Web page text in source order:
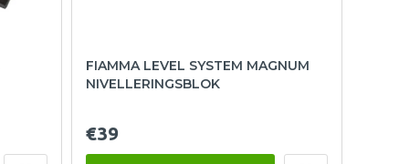
FIAMMA LEVEL SYSTEM MAGNUM
NIVELLERINGSBLOK
€39